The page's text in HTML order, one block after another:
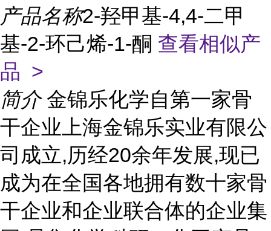
产品名称2-羟甲基-4,4-二甲
基-2-环己烯-1-酮 查看相似产
品 >
简介 金锦乐化学自第一家骨
干企业上海金锦乐实业有限公
司成立,历经20余年发展,现已
成为在全国各地拥有数十家骨
干企业和企业联合体的企业集